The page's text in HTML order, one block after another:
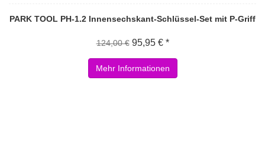
PARK TOOL PH-1.2 Innensechskant-Schlüssel-Set mit P-Griff
124,00 € 95,95 € *
Mehr Informationen